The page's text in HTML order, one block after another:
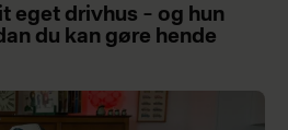
eget drivhus – og hun
du kan gøre hende